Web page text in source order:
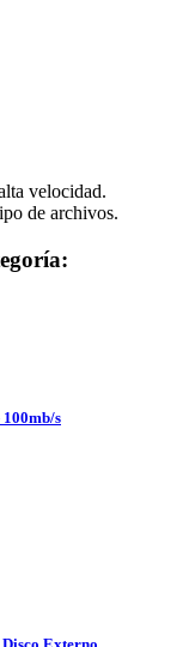
velocidad.
de archivos.
s